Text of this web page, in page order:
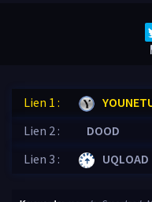
Lien 1 :
Lien 2 :
DOOD
Lien 3 :
UQLOAD